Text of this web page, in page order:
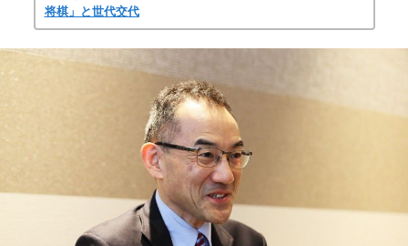
将棋」と世代交代